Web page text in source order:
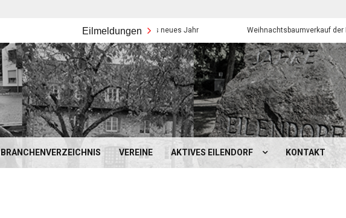
Eilmeldungen
Frohes neues Jahr Weihnachtsbaumverkauf der
BRANCHENVERZEICHNIS VEREINE AKTIVES EILENDORF KONTAKT